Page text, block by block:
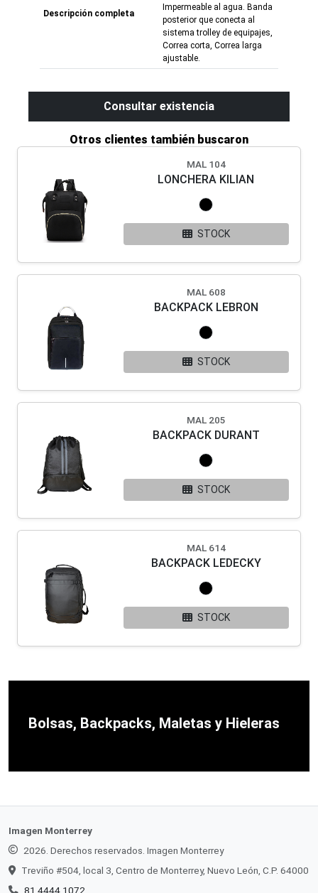
Descripción completa
Impermeable al agua. Banda
posterior que conecta al
sistema trolley de equipajes,
Correa corta, Correa larga
ajustable.
Consultar existencia
Otros clientes también buscaron
MAL 104
LONCHERA KILIAN
STOCK
MAL 608
BACKPACK LEBRON
STOCK
MAL 205
BACKPACK DURANT
STOCK
MAL 614
BACKPACK LEDECKY
STOCK
Bolsas, Backpacks, Maletas y Hieleras
Imagen Monterrey
2026. Derechos reservados. Imagen Monterrey
Treviño #504, local 3, Centro de Monterrey, Nuevo León, C.P. 64000
81 4444 1072